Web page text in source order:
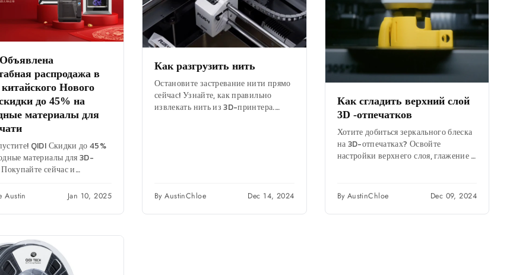
распродажа в
китайского Нового
до 45% на
материалы для
QIDI Скидки до 45%
материалы для 3D-
сейчас и
на нити, сопла и
Austin Jan 10, 2025
Как разгрузить нить
Остановите застревание нити прямо
сейчас! Узнайте, как правильно
извлекать нить из 3D-принтера.
By AustinChloe Dec 14, 2024
Как сгладить верхний слой
3D -отпечатков
Хотите добиться зеркального блеска
на 3D-отпечатках? Освойте
настройки верхнего слоя, глажение и
устранить пробелы и...
By AustinChloe Dec 09, 2024